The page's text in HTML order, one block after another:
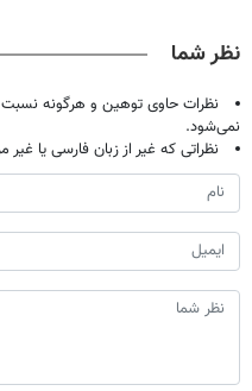
نظر شما
نظرات حاوی توهین و هرگونه
نمی‌شود.
نظراتی که غیر از زبان فارسی یا